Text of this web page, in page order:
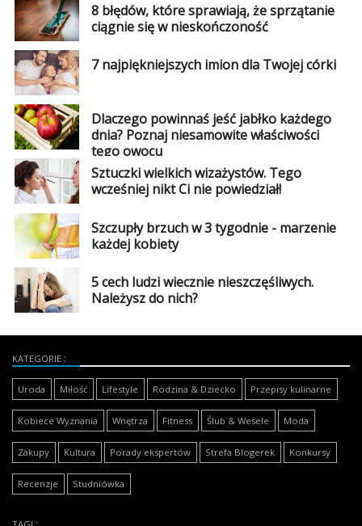
8 błędów, które sprawiają, że sprzątanie
ciągnie się w nieskończoność
7 najpiękniejszych imion dla Twojej córki
Dlaczego powinnaś jeść jabłko każdego
dnia? Poznaj niesamowite właściwości
tego owocu
Sztuczki wielkich wizażystów. Tego
wcześniej nikt Ci nie powiedział!
Szczupły brzuch w 3 tygodnie - marzenie
każdej kobiety
5 cech ludzi wiecznie nieszczęśliwych.
Należysz do nich?
KATEGORIE
Uroda Miłość Lifestyle Rodzina & Dziecko Przepisy kulinarne
Kobiece Wyznania Wnętrza Fitness Ślub & Wesele Moda
Zakupy Kultura Porady ekspertów Strefa Blogerek Konkursy
Recenzje Studniówka